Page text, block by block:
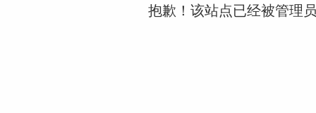
抱歉！该站点已经被管理